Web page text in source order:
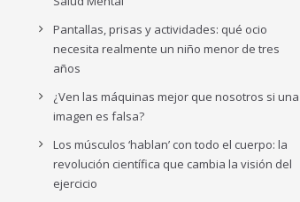
Pantallas, prisas y actividades: qué ocio
necesita realmente un niño menor de tres
años
¿Ven las máquinas mejor que nosotros si una
imagen es falsa?
Los músculos ‘hablan’ con todo el cuerpo: la
revolución científica que cambia la visión del
ejercicio